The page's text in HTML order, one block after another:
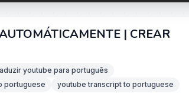
| CREAR
youtube para português
portuguese
youtube transcript to portuguese